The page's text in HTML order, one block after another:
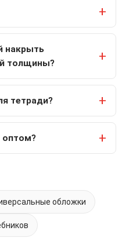
накрыть
толщины?
тетради?
обложки